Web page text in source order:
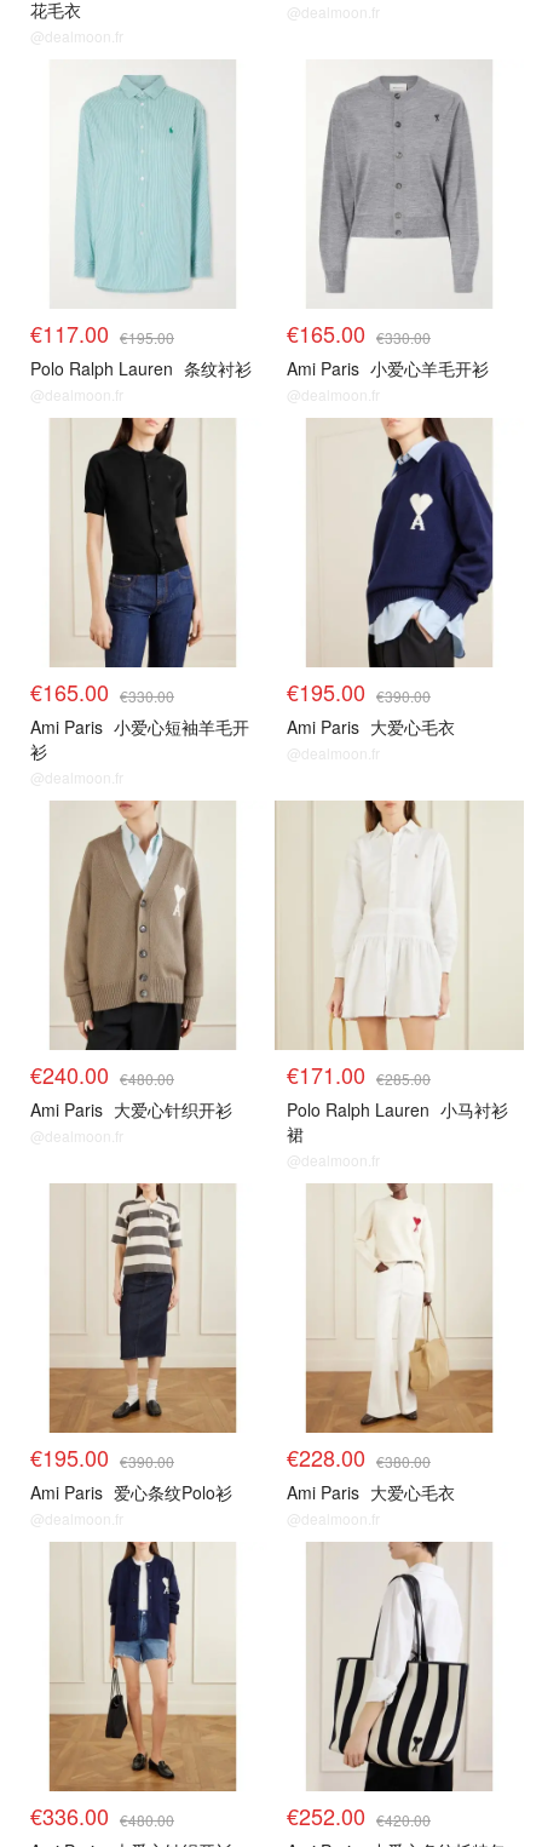
花毛衣
@dealmoon.fr
@dealmoon.fr
€117.00 €195.00
Polo Ralph Lauren 条纹衬衫
@dealmoon.fr
€165.00 €330.00
Ami Paris 小爱心羊毛开衫
@dealmoon.fr
€165.00 €330.00
Ami Paris 小爱心短袖羊毛开
衫
@dealmoon.fr
€195.00 €390.00
Ami Paris 大爱心毛衣
@dealmoon.fr
€240.00 €480.00
Ami Paris 大爱心针织开衫
@dealmoon.fr
€171.00 €285.00
Polo Ralph Lauren 小马衬衫
裙
@dealmoon.fr
€195.00 €390.00
Ami Paris 爱心条纹Polo衫
@dealmoon.fr
€228.00 €380.00
Ami Paris 大爱心毛衣
@dealmoon.fr
€336.00 €480.00 €252.00 €420.00